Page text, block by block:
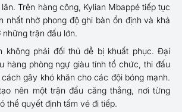
Trên hàng công, Kylian Mbappé tiếp tục
nhất nhờ phong độ ghi bàn ổn định và khả
những trận đấu lớn.
không phải đối thủ dễ bị khuất phục. Đại
hàng phòng ngự giàu tính tổ chức, thi đấu
gây khó khăn cho các đội bóng mạnh.
nên một trận đấu căng thẳng, nơi từng
thể quyết định tấm vé đi tiếp.